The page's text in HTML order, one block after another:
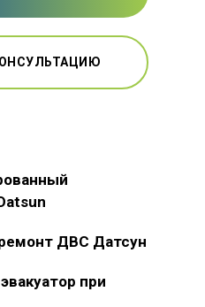
ДВС Датсун
при